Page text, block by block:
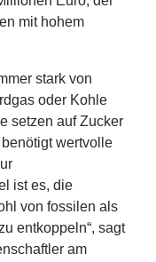
mit hohem
stark von
oder Kohle
setzen auf Zucker
wertvolle
ist es, die
von fossilen als
entkoppeln“, sagt
am